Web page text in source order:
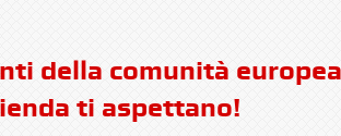
della comunità
ti aspettano!